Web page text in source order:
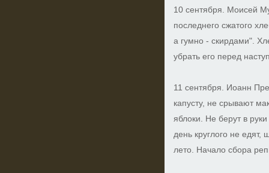
10 сентября. Моисей
последнего сжатого
а гумно - скирдами".
убрать его перед
11 сентября. Иоанн
капусту, не срывают
яблоки. Не берут в
день круглого не
лето. Начало сбора